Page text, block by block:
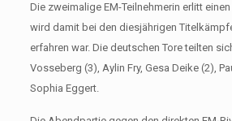
Die zweimalige EM-Teilnehmerin erlitt
wird damit bei den diesjährigen
erfahren war. Die deutschen Tore teilten
Vosseberg (3), Aylin Fry, Gesa Deike (2),
Sophia Eggert.